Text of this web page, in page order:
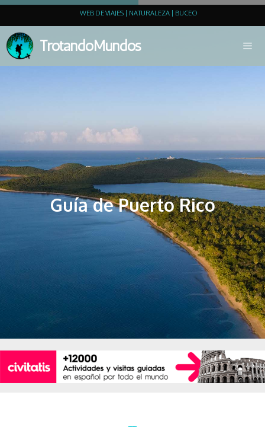
WEB DE VIAJES | NATURALEZA | BUCEO
TrotandoMundos
Guía de Puerto Rico